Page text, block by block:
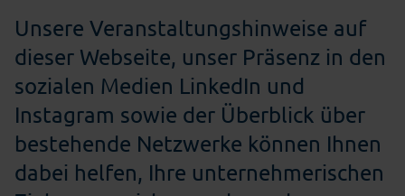
Unsere Veranstaltungshinweise auf
dieser Webseite, unser Präsenz in den
sozialen Medien LinkedIn und
Instagram sowie der Überblick über
bestehende Netzwerke können Ihnen
dabei helfen, Ihre unternehmerischen